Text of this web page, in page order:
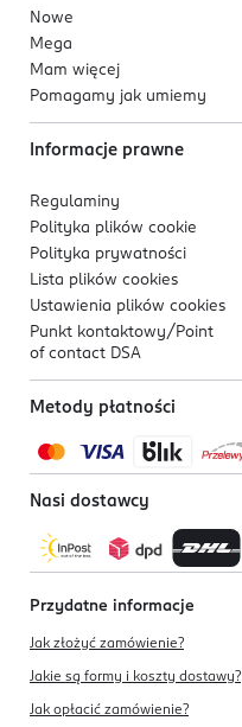
Nowe
Mega
Mam więcej
Pomagamy jak umiemy
Informacje prawne
Regulaminy
Polityka plików cookie
Polityka prywatności
Lista plików cookies
Ustawienia plików cookies
Punkt kontaktowy/ Point
of contact DSA
Metody płatności
Nasi dostawcy
Przydatne informacje
Jak złożyć zamówienie?
Jakie są formy i koszty dostawy?
Jak opłacić zamówienie?